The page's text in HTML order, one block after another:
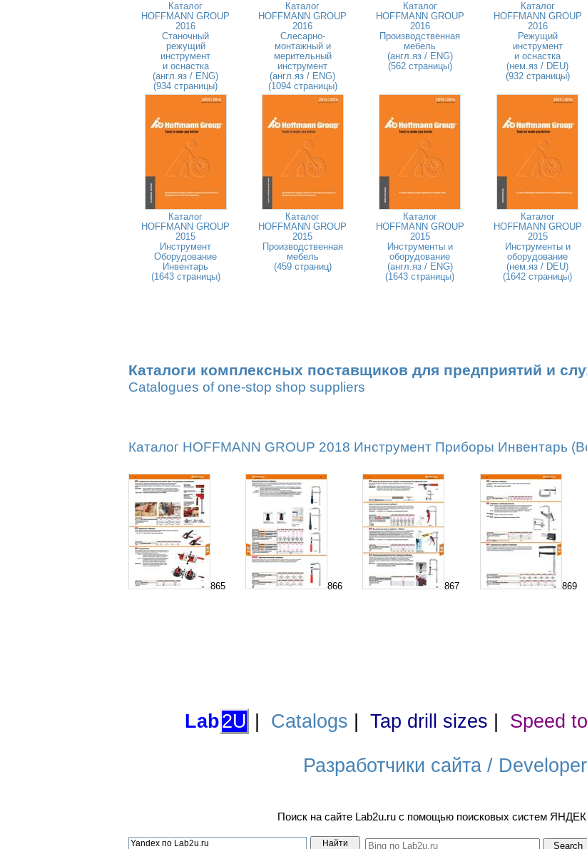
Каталог
HOFFMANN GROUP
2016
Станочный
режущий
инструмент
и оснастка
(англ.яз / ENG)
(934 страницы)
Каталог
HOFFMANN GROUP
2016
Слесарно-
монтажный и
мерительный
инструмент
(англ.яз / ENG)
(1094 страницы)
Каталог
HOFFMANN GROUP
2016
Производственная
мебель
(англ.яз / ENG)
(562 страницы)
Каталог
HOFFMANN GROUP
2016
Режущий
инструмент
и оснастка
(нем.яз / DEU)
(932 страницы)
Каталог
HOFFMANN GROUP
2015
Инструмент
Оборудование
Инвентарь
(1643 страницы)
Каталог
HOFFMANN GROUP
2015
Производственная
мебель
(459 страниц)
Каталог
HOFFMANN GROUP
2015
Инструменты и
оборудование
(англ.яз / ENG)
(1643 страницы)
Каталог
HOFFMANN GROUP
2015
Инструменты и
оборудование
(нем.яз / DEU)
(1642 страницы)
Каталоги комплексных поставщиков для предприятий и
Catalogues of one-stop shop suppliers
Каталог HOFFMANN GROUP 2018 Инструмент Приборы Инвентарь
865 866 867 869
Lab2U Catalogs Tap drill sizes Speed
Разработчики сайта /
Поиск на сайте Lab2u.ru с помощью поисковых систем